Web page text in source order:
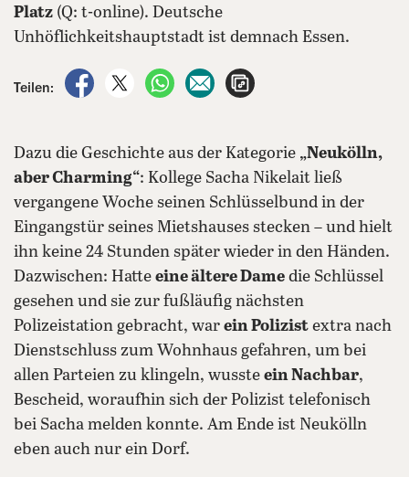
Platz (Q: t-online). Deutsche
Unhöflichkeitshauptstadt ist demnach Essen.
Teilen:
auf Facebook teilen
auf X teilenper WhatsApp teilen
per E-Mail teilen
Dazu die Geschichte aus der Kategorie „Neukölln,
aber Charming“: Kollege Sacha Nikelait ließ
vergangene Woche seinen Schlüsselbund in der
Eingangstür seines Mietshauses stecken – und hielt
ihn keine 24 Stunden später wieder in den Händen.
Dazwischen: Hatte eine ältere Dame die Schlüssel
gesehen und sie zur fußläufig nächsten
Polizeistation gebracht, war ein Polizist extra nach
Dienstschluss zum Wohnhaus gefahren, um bei
allen Parteien zu klingeln, wusste ein Nachbar,
Bescheid, woraufhin sich der Polizist telefonisch
bei Sacha melden konnte. Am Ende ist Neukölln
eben auch nur ein Dorf.